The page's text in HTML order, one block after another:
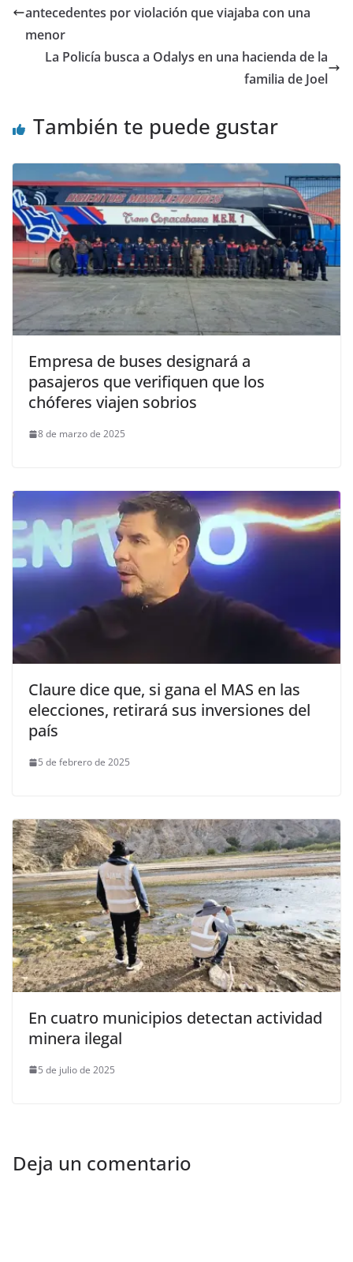
antecedentes por violación que viajaba con una
menor
La Policía busca a Odalys en una hacienda de la
familia de Joel
También te puede gustar
Empresa de buses designará a
pasajeros que verifiquen que los
chóferes viajen sobrios
8 de marzo de 2025
Claure dice que, si gana el MAS en las
elecciones, retirará sus inversiones del
país
5 de febrero de 2025
En cuatro municipios detectan actividad
minera ilegal
5 de julio de 2025
Deja un comentario